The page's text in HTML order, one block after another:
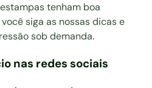
tenham boa
siga as nossasdicas e
sob demanda.
nas redes sociais